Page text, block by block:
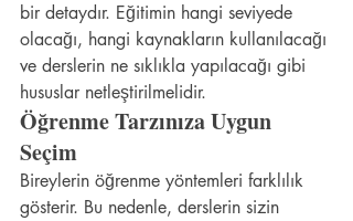
bir detaydır. Eğitimin hangi seviyede
olacağı, hangi kaynakların kullanılacağı
ve derslerin ne sıklıkla yapılacağı gibi
hususlar netleştirilmelidir.
Öğrenme Tarzınıza Uygun
Seçim
Bireylerin öğrenme yöntemleri farklılık
gösterir. Bu nedenle, derslerin sizin